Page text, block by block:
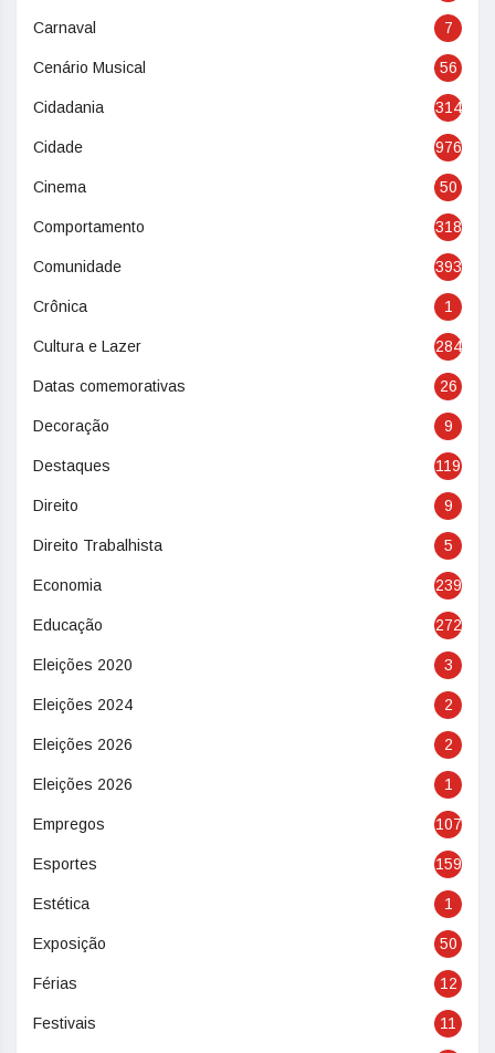
Carnaval 7
Cenário Musical 56
Cidadania 314
Cidade 976
Cinema 50
Comportamento 318
Comunidade 393
Crônica 1
Cultura e Lazer 284
Datas comemorativas 26
Decoração 9
Destaques 119
Direito 9
Direito Trabalhista 5
Economia 239
Educação 272
Eleições 2020 3
Eleições 2024 2
Eleições 2026 2
Eleições 2026 1
Empregos 107
Esportes 159
Estética 1
Exposição 50
Férias 12
Festivais 11